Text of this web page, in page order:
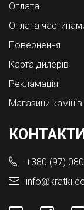
Оплата
Оплата
Повернення
Карта дилерів
Рекламація
Магазини
КОНТАКТИ
+380 (97)